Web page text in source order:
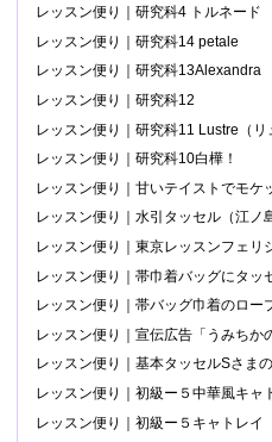
レッスン便り｜研究科4 トルネード
レッスン便り｜研究科14 petale
レッスン便り｜研究科13Alexandra
レッスン便り｜研究科12
レッスン便り｜研究科11 Lustre（リ
レッスン便り｜研究科10白樺！
レッスン便り｜甘いテイストでモケ
レッスン便り｜水引タッセル（江ノ
レッスン便り｜東京レッスンフェリ
レッスン便り｜帯巾着バッグにタッ
レッスン便り｜帯バッグ巾着のロー
レッスン便り｜宣伝広告「うみちか
レッスン便り｜基本タッセルSさま
レッスン便り｜初級ー５中華風キャ
レッスン便り｜初級ー５キャトレイ